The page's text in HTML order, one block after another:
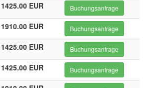
1425.00 EUR Buchungsanfrage
1910.00 EUR Buchungsanfrage
1425.00 EUR Buchungsanfrage
1425.00 EUR Buchungsanfrage